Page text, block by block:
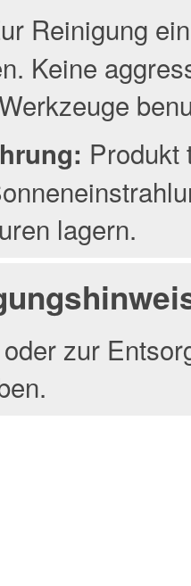
Reinigung
Keine
Produkt
lagern.
zur